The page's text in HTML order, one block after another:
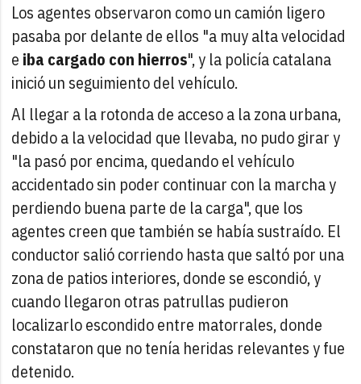
Los agentes observaron como un camión ligero
pasaba por delante de ellos "a muy alta velocidad
e iba cargado con hierros", y la policía catalana
inició un seguimiento del vehículo.
Al llegar a la rotonda de acceso a la zona urbana,
debido a la velocidad que llevaba, no pudo girar y
"la pasó por encima, quedando el vehículo
accidentado sin poder continuar con la marcha y
perdiendo buena parte de la carga", que los
agentes creen que también se había sustraído. El
conductor salió corriendo hasta que saltó por una
zona de patios interiores, donde se escondió, y
cuando llegaron otras patrullas pudieron
localizarlo escondido entre matorrales, donde
constataron que no tenía heridas relevantes y fue
detenido.